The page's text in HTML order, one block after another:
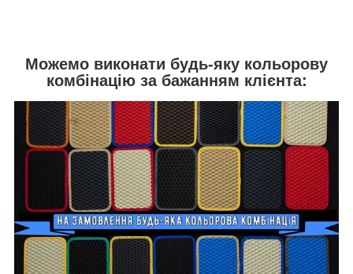
Можемо виконати будь-яку кольорову
комбінацію за бажанням клієнта: